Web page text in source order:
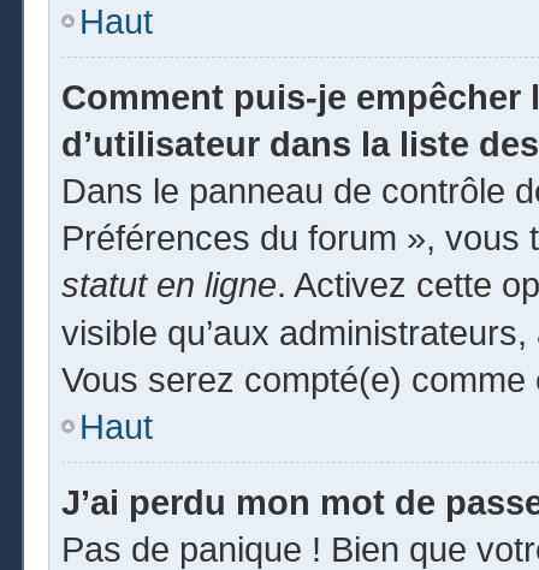
Haut
Comment puis-je empêcher
d’utilisateur dans la liste
Dans le panneau de contrôle
Préférences du forum », vous
statut en ligne. Activez cette
visible qu’aux
Vous serez compté(e)
Haut
J’ai perdu mon mot de
Pas de panique ! Bien que